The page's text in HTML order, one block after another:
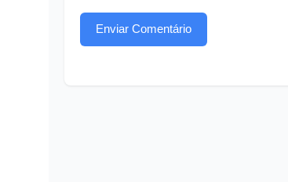
Enviar Comentário